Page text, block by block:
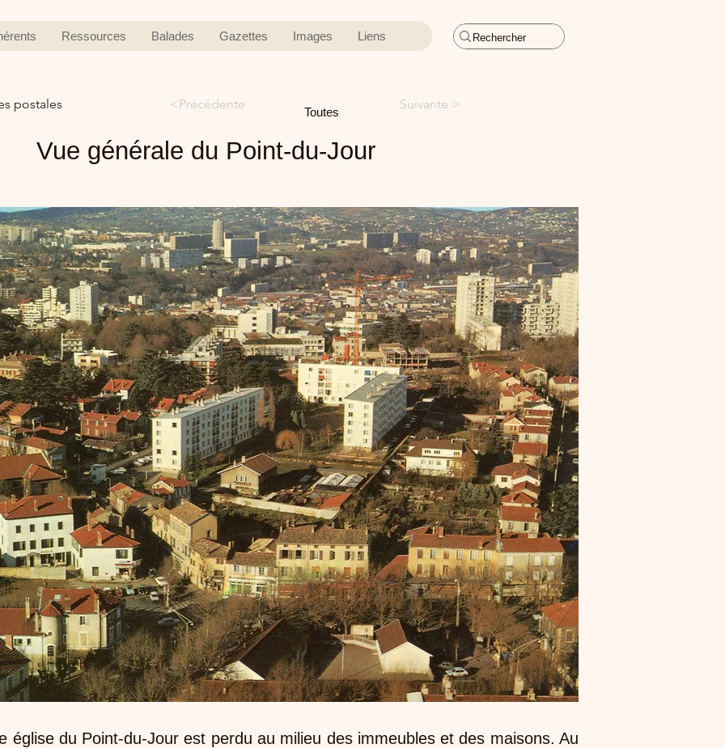
Ressources Balades Gazettes Images Liens
postales <Précédente
Toutes
Suivante >
Vue générale du Point-du-Jour
église du Point-du-Jour est perdu au milieu des immeubles et des maisons. Au